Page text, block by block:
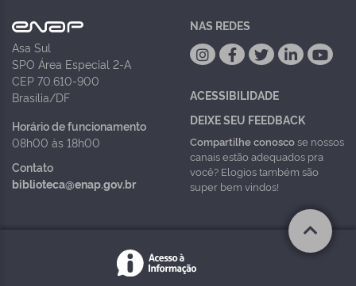
Asa Sul
SPO Área Especial 2-A
CEP 70.610-900
Brasília/DF
Horário de funcionamento
08h00 às 18h00
Contato
biblioteca@enap.gov.br
NAS REDES
ACESSIBILIDADE
DEIXE SEU FEEDBACK
Compartilhe conoscose nossos
canais estão adequados pra
você? Elogios também são
super bem vindos!